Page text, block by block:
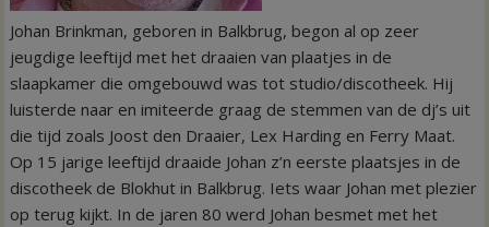
Johan Brinkman, geboren in Balkbrug, begon al op zeer
jeugdige leeftijd met het draaien van plaatjes in de
slaapkamer die omgebouwd was tot studio/discotheek. Hij
luisterde naar en imiteerde graag de stemmen van de dj’s uit
die tijd zoals Joost den Draaier, Lex Harding en Ferry Maat.
Op 15 jarige leeftijd draaide Johan z’n eerste plaatsjes in de
discotheek de Blokhut in Balkbrug. Iets waar Johan met plezier
op terug kijkt. In de jaren 80 werd Johan besmet met het